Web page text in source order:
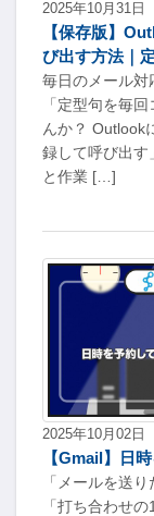
2025年10月31日
【保存版】
び出す方法｜
毎日のメール対
「定型句を毎
んか？ Outlook
録して呼び出す
と作業 […]
2025年10月02日
【Gmail】日
「メールを送
「打ち合わせ